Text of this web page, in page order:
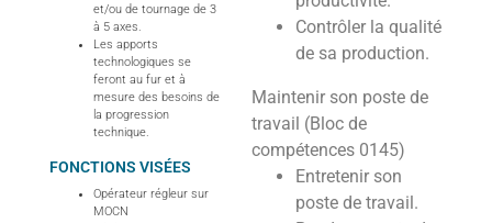
et/ou de tournage de 3
à 5 axes.
Les apports
technologiques se
feront au fur et à
mesure des besoins de
la progression
technique.
FONCTIONS VISÉES
Opérateur régleur sur
MOCN
Contrôler la qualité
de sa production.
Maintenir son poste de
travail (Bloc de
compétences 0145)
Entretenir son
poste de travail.